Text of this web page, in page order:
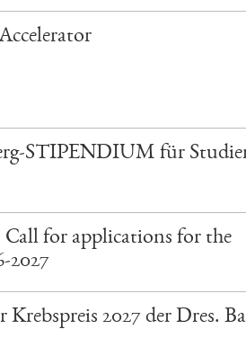
STIPENDIUM für
Call for applications for the
2027
2027 der Dres.